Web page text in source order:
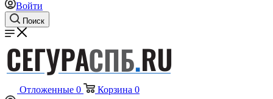
Войти
Поиск
Отложенные 0 Корзина 0